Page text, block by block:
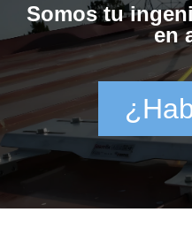
Somos tu
en